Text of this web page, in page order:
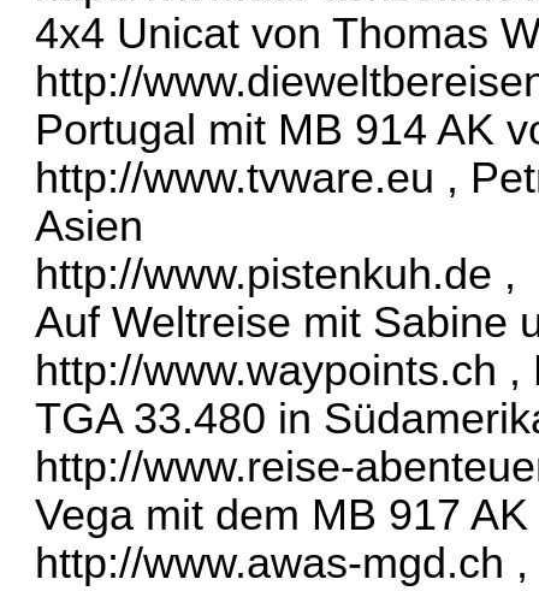
4x4 Unicat von Thomas
http://
Portugal mit MB 914 AK
http://www.tvware.eu ,
Asien
http://www.pistenkuh.de ,
Auf Weltreise mit Sabine
http://www.waypoints.ch ,
TGA 33.480 in
http://www.reise-
Vega mit dem MB 917
http://www.awas-mgd.ch